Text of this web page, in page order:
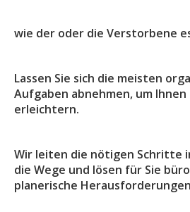
wie der oder die Verstorbene
Lassen Sie sich die meisten
Aufgaben abnehmen, um
erleichtern.
Wir leiten die nötigen Schritte
die Wege und lösen für Sie
planerische